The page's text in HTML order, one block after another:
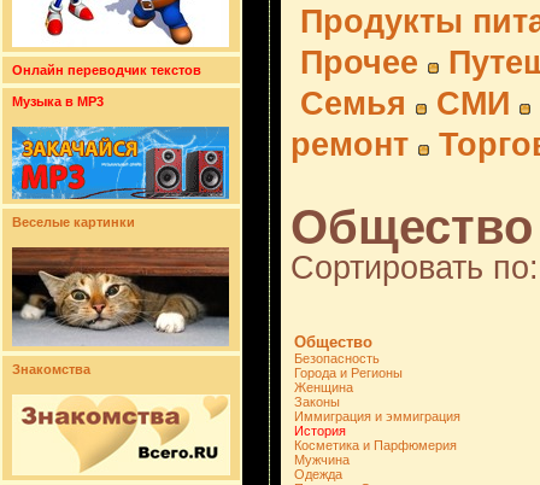
Онлайн переводчик текстов
Музыка в MP3
Веселые картинки
Знакомства
Продукты
Прочее
Семья
СМИ
ремонт
Общество
Сортировать
Общество
Безопасность
Города и Регионы
Женщина
Законы
Иммиграция и эммиграция
История
Косметика и Парфюмерия
Мужчина
Одежда